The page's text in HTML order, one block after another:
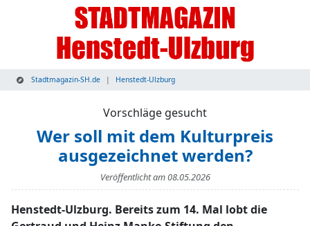
Stadtmagazin-SH.de Henstedt-Ulzburg
Vorschläge gesucht
Wer soll mit dem Kulturpreis
ausgezeichnet werden?
Veröffentlicht am08.05.2026
Henstedt-Ulzburg. Bereits zum 14. Mal lobt die